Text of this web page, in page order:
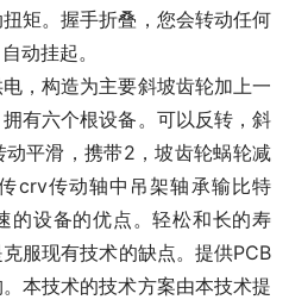
矩。握手折叠，您会转动任何
动挂起。
，构造为主要斜坡齿轮加上一
有六个根设备。可以反转，斜
平滑，携带2，坡齿轮蜗轮减
crv传动轴中吊架轴承输比特
的设备的优点。轻松和长的寿
服现有技术的缺点。提供PCB
本技术的技术方案由本技术提